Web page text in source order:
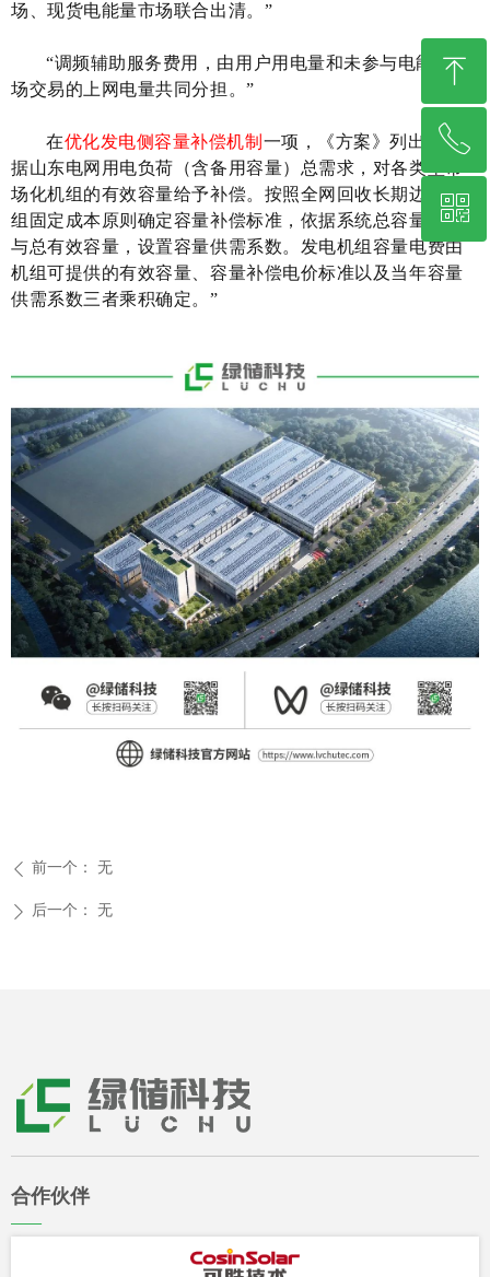
场、现货电能量市场联合出清。”
“调频辅助服务费用，由用户用电量和未参与电能量市
场交易的上网电量共同分担。”
在优化发电侧容量补偿机制 一项，《方案》列出 ：“根
据山东电网用电负荷（含备用容量）总需求，对各类型市
场化机组的有效容量给予补偿。按照全网回收长期边际机
组固定成本原则确定容量补偿标准，依据系统总容量需求
与总有效容量，设置容量供需系数。发电机组容量电费由
机组可提供的有效容量、容量补偿电价标准以及当年容量
供需系数三者乘积确定。 ”
ꄴ 前一个： 无
ꄲ 后一个： 无
合作伙伴
——
ꁸ
回到顶部
ꂅ
400-656-5722
ꀥ
企业微信公众号